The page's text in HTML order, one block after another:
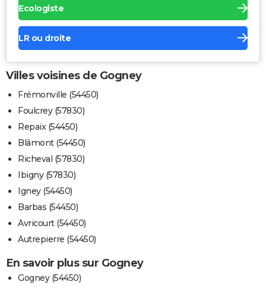
Ecologiste
LR ou droite
Villes voisines de Gogney
Frémonville (54450)
Foulcrey (57830)
Repaix (54450)
Blâmont (54450)
Richeval (57830)
Ibigny (57830)
Igney (54450)
Barbas (54450)
Avricourt (54450)
Autrepierre (54450)
En savoir plus sur Gogney
Gogney (54450)